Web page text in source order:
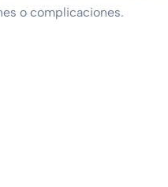
o complicaciones.